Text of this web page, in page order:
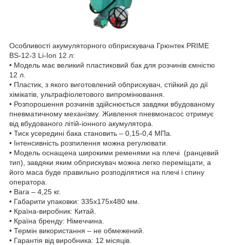
Особливості акумуляторного обприскувача Грюнтек PRIME
BS-12-3 Li-Ion 12 л:
• Модель має великий пластиковий бак для розчинів ємністю
12 л.
• Пластик, з якого виготовлений обприскувач, стійкий до дії
хімікатів, ультрафіолетового випромінювання.
• Розпорошення розчинів здійснюється завдяки вбудованому
пневматичному механізму. Живлення пневмонасос отримує
від вбудованого літій-іонного акумулятора.
• Тиск усередині бака становить – 0,15-0,4 МПа.
• Інтенсивність розпилення можна регулювати.
• Модель оснащена широкими ременями на плечі (ранцевий
тип), завдяки яким обприскувач можна легко переміщати, а
його маса буде правильно розподілятися на плечі і спину
оператора.
• Вага – 4,25 кг.
• Габарити упаковки: 335х175х480 мм.
• Країна-виробник: Китай.
• Країна бренду: Німеччина.
• Термін використання – не обмежений.
• Гарантія від виробника: 12 місяців.